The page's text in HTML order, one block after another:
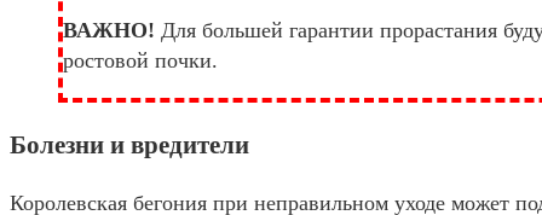
ВАЖНО! Для большей гарантии прорастания
ростовой почки.
Болезни и вредители
Королевская бегония при неправильном уходе может